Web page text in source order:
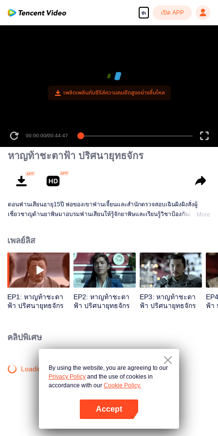
th เปิด APP
เพลิดเพลินกับซีรีส์ความคมชัดสูงอย่างลื่นไหล
00:00:00/00:44:47
หาญท้าชะตาฟ้า ปริศนายุทธจักร
ตอนฟ่านเสียนอายุ15ปี พ่อของเขาฟ่านเจี้ยนและสำนักตรวจสอบเฉินผิงผิงสั่งผู้
เชี่ยวชาญด้านยาพิษมาอบรมฟ่านเสียนให้รู้จักยาพิษและเรียนรู้วิชาป้องกันตัวต่าง
ต้องทำ ฟ่านเสียนใช้ชีวิตที่สงบสุขอยู่ในเมืองหลวง แต่ก็เกิดเหตุการณ์ไม่คาดฝันขึ้น
เมื่อวันหนึ่งเขาได้พบกับเหตุการณ์ถูกล้อมฆ่า เหตุการณ์จะเป็นอย่างไรต่อไป ฟ่าน
เสียนจะต้องพบเจอกับอะไรบ้างในเมืองหลวง โปรดติดตาม
More
เพลย์ลิส
EP1: หาญท้าชะตา
ฟ้า ปริศนายุทธจักร
EP2: หาญท้าชะตา
ฟ้า ปริศนายุทธจักร
EP3: หาญท้าชะตา
ฟ้า ปริศนายุทธจักร
ฟ้า
คลิปพิเศษ
Loading…By using the website, you are agreeing to our
Privacy Policy and the use of cookies in
accordance with our Cookie Policy.
Accept